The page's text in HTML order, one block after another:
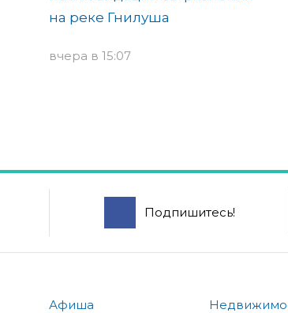
на реке Гнилуша
вчера в 15:07
Подпишитесь!
Афиша